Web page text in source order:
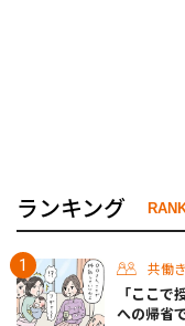
ランキング
共働
「ここ
への帰省